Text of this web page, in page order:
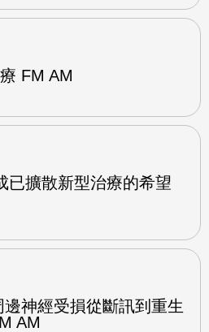
FM AM
已擴散新型治療的希望
神經受損從斷訊到重生
AM